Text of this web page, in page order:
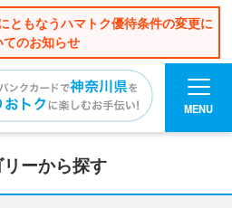
ともなうハマトク優待条件の変更に
てのお知らせ
MENU
ーから探す